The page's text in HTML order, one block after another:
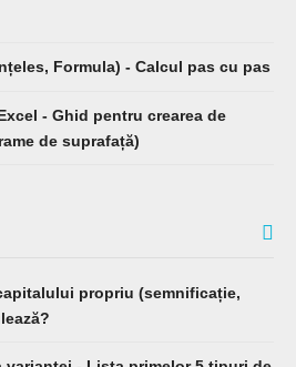
Formula) - Calcul pas cu pas
- Ghid pentru crearea de
de suprafață)
propriu (semnificație,